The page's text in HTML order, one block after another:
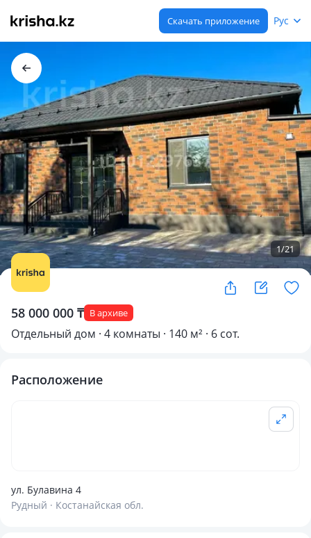
Скачать приложение Рус
1/21
58 000 000 ₸ В архиве
Отдельный дом · 4 комнаты · 140 м² · 6 сот.
Расположение
ул. Булавина 4
Рудный · Костанайская обл.